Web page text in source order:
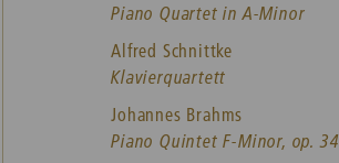
Piano Quartet in A-Minor
Alfred Schnittke
Klavierquartett
Johannes Brahms
Piano Quintet F-Minor, op. 34